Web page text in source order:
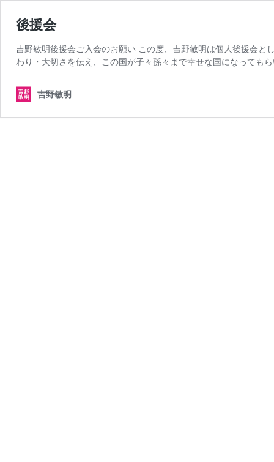
後援会
吉野敏明後援会ご入会のお願い この度、吉野敏明は個人後援会
わり・大切さを伝え、この国が子々孫々まで幸せな国になっても
吉野敏明